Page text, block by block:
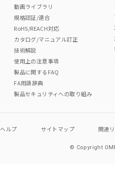
動画ライブラリ
規格認証/適合
RoHS/REACH対応
カタログ/マニュアル訂正
技術解説
使用上の注意事項
製品に関するFAQ
FA用語辞典
製品セキュリティへの取り組み
ヘルプ サイトマップ 関連
© Copyright